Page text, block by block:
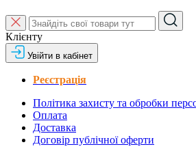
Клієнту
Увійти в кабінет
Реєстрація
Політика захисту та обробки
Оплата
Доставка
Договір публічної оферти